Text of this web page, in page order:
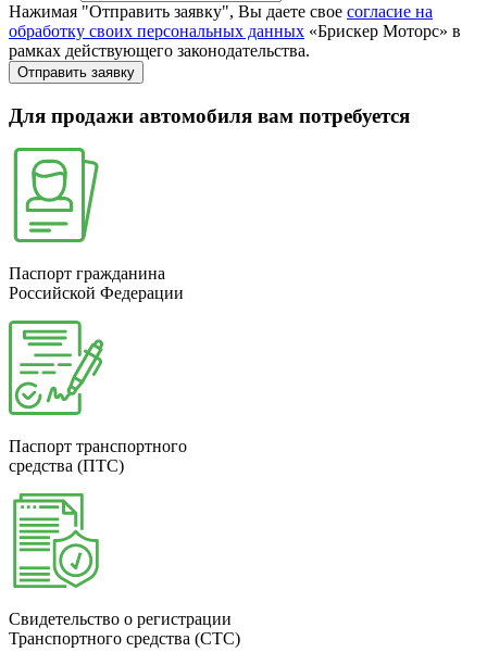
Нажимая "Отправить заявку", Вы даете свое согласие на
обработку своих персональных данных «Брискер Моторс» в
рамках действующего законодательства.
Отправить заявку
Для продажи автомобиля вам потребуется
Паспорт гражданина
Российской Федерации
Паспорт транспортного
средства (ПТС)
Свидетельство о регистрации
Транспортного средства (СТС)